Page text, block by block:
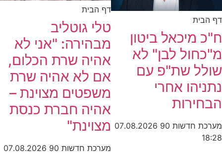
דף הבית
ח"כ מיכאל ביטון
מ"כחול לבן" לא
שולל שת"פ עם
נתניהו אחרי
הבחירות
מערכת חדשות 90
07.08.2026
18:28
דף הבית
טלי גוטליב
מבהירה: "אני לא
אהיה שרת הכלום,
אם לא אהיה שרת
משפטים מצוינת –
אהיה חברת כנסת
מצוינת"
מערכת חדשות 90
07.08.2026